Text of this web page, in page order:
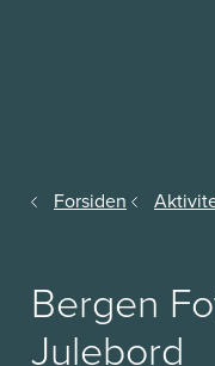
Forsiden
Bergen
Julebord